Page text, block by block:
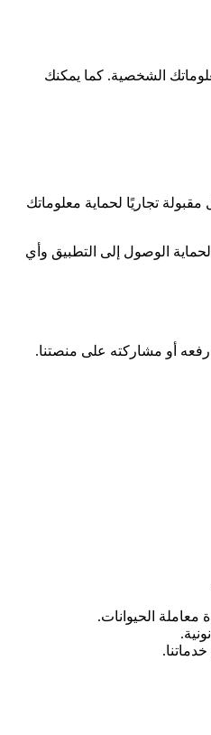
الشخصية. كما يمكنك
آمنة بنسبة 100%. ورغم أننا نسعى إلى استخدام وسائل مقبولة تجاريًا لحماية معلوماتك
الوصول إلى التطبيق وأي
الحيوانات.